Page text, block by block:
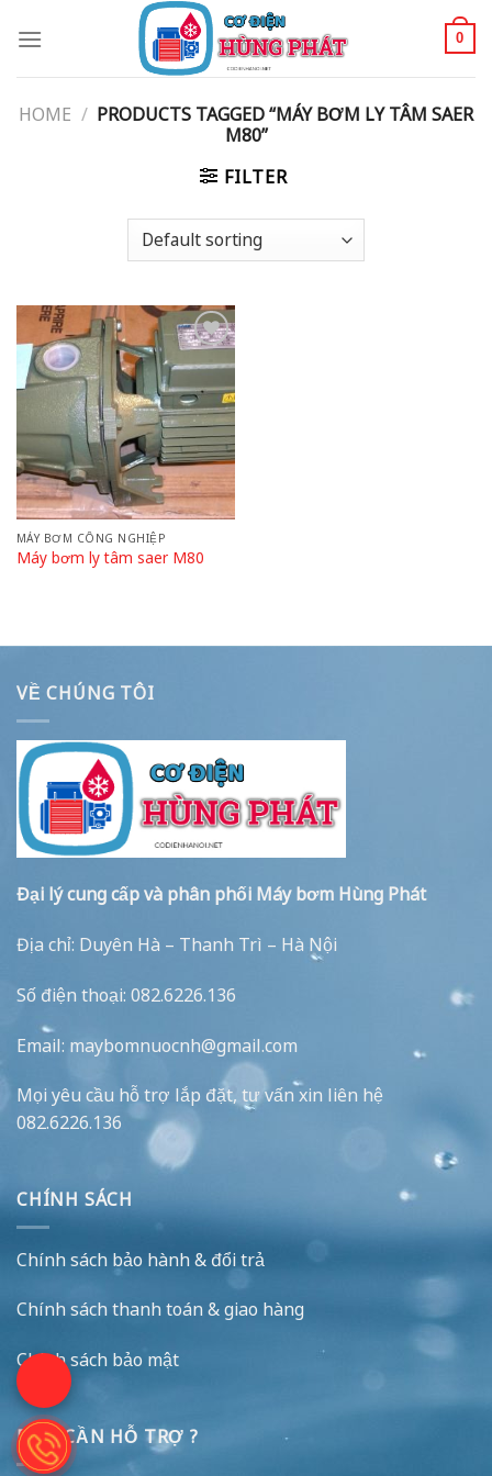
0
HOME / PRODUCTS TAGGED “MÁY BƠM LY TÂM SAER
M80”
FILTER
Add to
wishlist
MÁY BƠM CÔNG NGHIỆP
Máy bơm ly tâm saer M80
VỀ CHÚNG TÔI
Đại lý cung cấp và phân phối Máy bơm Hùng Phát
Địa chỉ: Duyên Hà – Thanh Trì – Hà Nội
Số điện thoại: 082.6226.136
Email: maybomnuocnh@gmail.com
Mọi yêu cầu hỗ trợ lắp đặt, tư vấn xin liên hệ
082.6226.136
CHÍNH SÁCH
Chính sách bảo hành & đổi trả
Chính sách thanh toán & giao hàng
Chính sách bảo mật
BẠN CẦN HỖ TRỢ ?